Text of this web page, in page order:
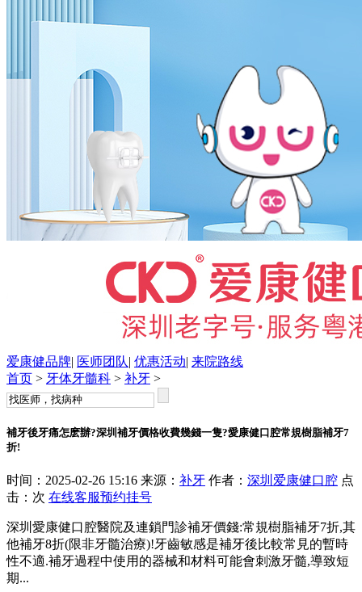
爱康健品牌| 医师团队| 优惠活动| 来院路线
首页 > 牙体牙髓科 > 补牙 >
補牙後牙痛怎麽辦?深圳補牙價格收費幾錢一隻?愛康健口腔常規樹脂補牙7
折!
时间：2025-02-26 15:16 来源： 补牙 作者： 深圳爱康健口腔 点
击： 次 在线客服预约挂号
深圳愛康健口腔醫院及連鎖門診補牙價錢:常規樹脂補牙7折,其
他補牙8折(限非牙髓治療)!牙齒敏感是補牙後比較常見的暫時
性不適.補牙過程中使用的器械和材料可能會刺激牙髓,導致短
期...